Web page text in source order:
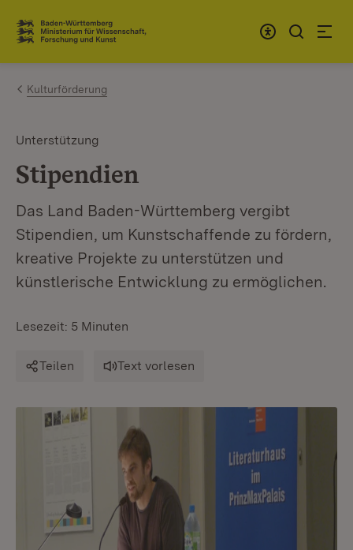
Zum Inhalt springen
Link zur Startseite
Kulturförderung
Unterstützung
Stipendien
Das Land Baden-Württemberg vergibt
Stipendien, um Kunstschaffende zu fördern,
kreative Projekte zu unterstützen und
künstlerische Entwicklung zu ermöglichen.
Lesezeit: 5 Minuten
Teilen Text vorlesen